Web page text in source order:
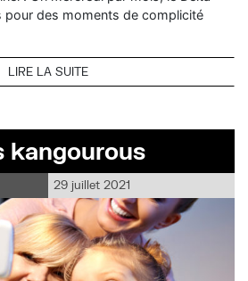
pour des moments de complicité
LIRE LA SUITE
kangourous
29 juillet 2021